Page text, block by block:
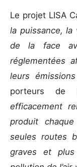
Le projet LISA
la puissance,
de la face
réglementées
leurs
porteurs de
efficacement
produit
seules routes
graves et